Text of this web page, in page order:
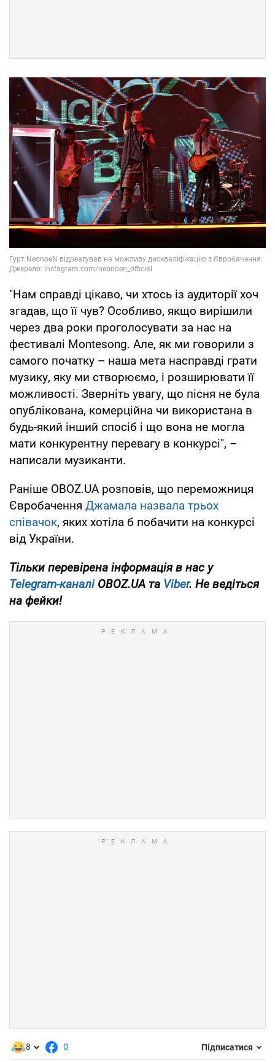
"Нам справді цікаво, чи хтось із аудиторії хоч
згадав, що її чув? Особливо, якщо вирішили
через два роки проголосувати за нас на
фестивалі Montesong. Але, як ми говорили з
самого початку – наша мета насправді грати
музику, яку ми створюємо, і розширювати її
можливості. Зверніть увагу, що пісня не була
опублікована, комерційна чи використана в
будь-який інший спосіб і що вона не могла
мати конкурентну перевагу в конкурсі", –
написали музиканти.
Раніше OBOZ.UA розповів, що переможниця
Євробачення Джамала назвала трьох
співачок, яких хотіла б побачити на конкурсі
від України.
Тільки перевірена інформація в нас у
Telegram-каналіOBOZ.UA та Viber. Не ведіться
на фейки!
8 0 Підписатися